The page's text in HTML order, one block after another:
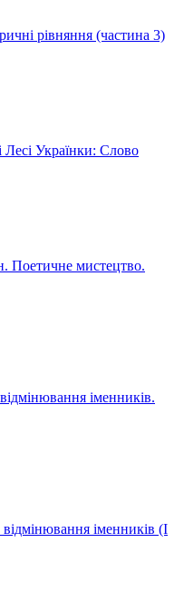
рівняння (частина 3)
Лесі Українки: Слово
Поетичне мистецтво.
іменників.
іменників (І